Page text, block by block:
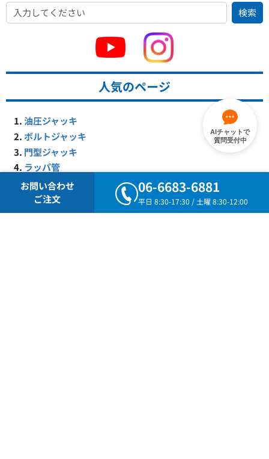
AIチャットで
質問受付中
検索
人気のページ
油圧ジャッキ
ボルトジャッキ
門型ジャッキ
ラッパ管
ポールフィックス・スタッフ・巻尺
コンクリート圧縮試験機
ユニットジャッキ
お問い合わせ
ご注文
06-6683-6881
平日 8:30-17:30 / 土曜 8:30-12:00